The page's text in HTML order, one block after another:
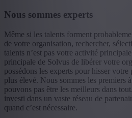
Nous sommes experts
Même si les talents forment
de votre organisation, rechercher,
talents n’est pas votre activité
principale de Solvus de libérer votre
possédons les experts pour hisser
plus élevé. Nous sommes les premiers
pouvons pas être les meilleurs dans
investi dans un vaste réseau de
quand c’est nécessaire.